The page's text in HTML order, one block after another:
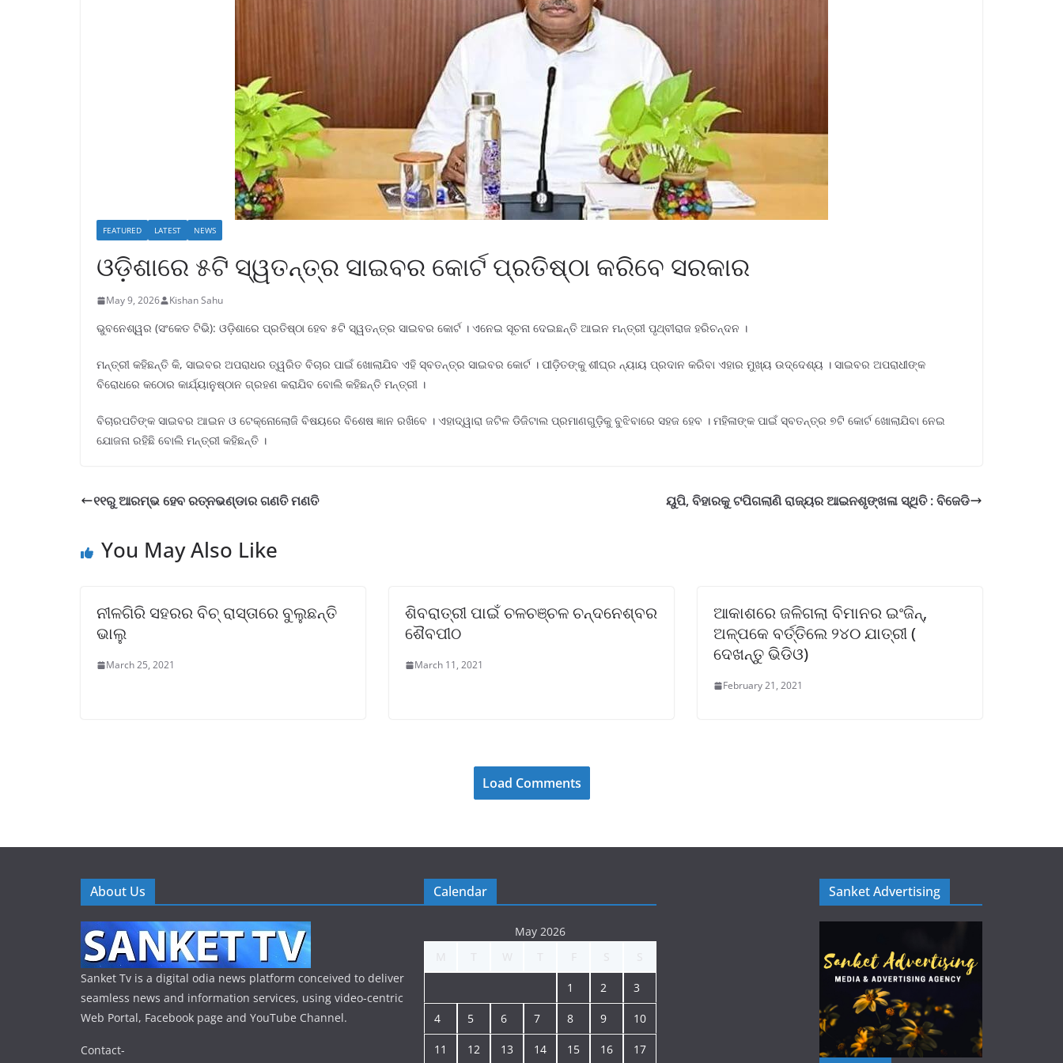
FEATURED LATEST NEWS
ଓଡ଼ିଶାରେ ୫ଟି ସ୍ୱତନ୍ତ୍ର ସାଇବର କୋର୍ଟ ପ୍ରତିଷ୍ଠା କରିବେ ସରକାର
May 9, 2026 Kishan Sahu
ଭୁବନେଶ୍ୱର (ସଂକେତ ଟିଭି): ଓଡ଼ିଶାରେ ପ୍ରତିଷ୍ଠା ହେବ ୫ଟି ସ୍ୱତନ୍ତ୍ର ସାଇବର କୋର୍ଟ । ଏନେଇ ସୂଚନା ଦେଇଛନ୍ତି ଆଇନ ମନ୍ତ୍ରୀ ପୃଥ୍ବୀରାଜ ହରିଚନ୍ଦନ ।
ମନ୍ତ୍ରୀ କହିଛନ୍ତି କି, ସାଇବର ଅପରାଧର ତ୍ୱରିତ ବିଚାର ପାଇଁ ଖୋଲାଯିବ ଏହି ସ୍ବତନ୍ତ୍ର ସାଇବର କୋର୍ଟ । ପୀଡ଼ିତଙ୍କୁ ଶୀଘ୍ର ନ୍ୟାୟ ପ୍ରଦାନ କରିବା ଏହାର ମୁଖ୍ୟ ଉଦ୍ଦେଶ୍ୟ । ସାଇବର ଅପରାଧୀଙ୍କ
ବିରୋଧରେ କଠୋର କାର୍ଯ୍ୟାନୁଷ୍ଠାନ ଗ୍ରହଣ କରାଯିବ ବୋଲି କହିଛନ୍ତି ମନ୍ତ୍ରୀ ।
ବିଚାରପତିଙ୍କ ସାଇବର ଆଇନ ଓ ଟେକ୍ନୋଲୋଜି ବିଷୟରେ ବିଶେଷ ଜ୍ଞାନ ରଖିବେ । ଏହାଦ୍ୱାରା ଜଟିଳ ଡିଜିଟାଲ ପ୍ରମାଣଗୁଡ଼ିକୁ ବୁଝିବାରେ ସହଜ ହେବ । ମହିଳାଙ୍କ ପାଇଁ ସ୍ବତନ୍ତ୍ର ୭ଟି କୋର୍ଟ ଖୋଲାଯିବା ନେଇ
ଯୋଜନା ରହିଛି ବୋଲି ମନ୍ତ୍ରୀ କହିଛନ୍ତି ।
୧୧ରୁ ଆରମ୍ଭ ହେବ ରତ୍ନଭଣ୍ଡାର ଗଣତି ମଣତି ୟୁପି, ବିହାରକୁ ଟପିଗଲାଣି ରାଜ୍ୟର ଆଇନଶୃଙ୍ଖଳା ସ୍ଥିତି : ବିଜେଡି
You May Also Like
ନୀଳଗିରି ସହରର ବିଚ୍ ରାସ୍ତାରେ ବୁଲୁଛନ୍ତି
ଭାଲୁ
March 25, 2021
ଶିବରାତ୍ରୀ ପାଇଁ ଚଳଚଞ୍ଚଳ ଚନ୍ଦନେଶ୍ବର
ଶୈବପୀଠ
March 11, 2021
ଆକାଶରେ ଜଳିଗଲା ବିମାନର ଇଂଜିନ୍,
ଅଳ୍ପକେ ବର୍ତ୍ତିଲେ ୨୪୦ ଯାତ୍ରୀ (
ଦେଖନ୍ତୁ ଭିଡିଓ)
February 21, 2021
Load Comments
About Us
Sanket Tv is a digital odia news platform conceived to deliver
seamless news and information services, using video-centric
Web Portal, Facebook page and YouTube Channel.
Contact-
Calendar
May 2026
1 2 3
4 5 6 7 8 9 10
11 12 13 14 15 16 17
Sanket Advertising